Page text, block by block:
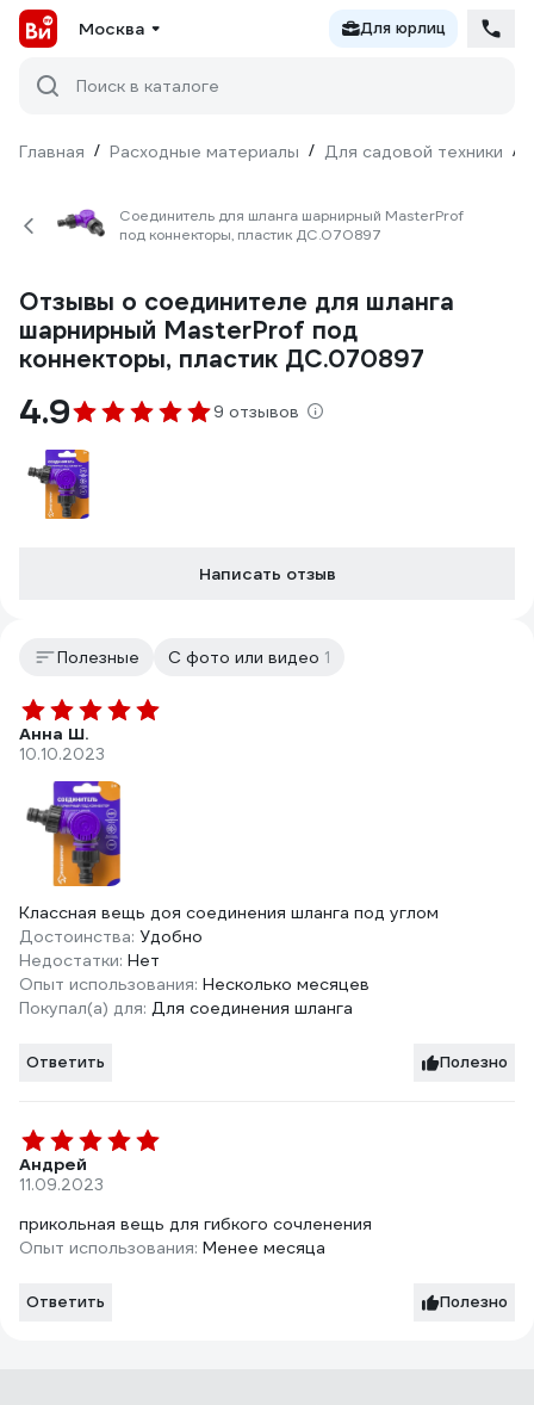
Москва Для юрлиц
Поиск в каталоге
Главная / Расходные материалы / Для садовой техники /
Соединитель для шланга шарнирный MasterProf
под коннекторы, пластик ДС.070897
Отзывы о соединителе для шланга
шарнирный MasterProf под
коннекторы, пластик ДС.070897
4.9 9 отзывов
Написать отзыв
Полезные С фото или видео 1
Анна Ш.
10.10.2023
Классная вещь доя соединения шланга под углом
Достоинства: Удобно
Недостатки: Нет
Опыт использования: Несколько месяцев
Покупал(а) для: Для соединения шланга
Ответить Полезно
Андрей
11.09.2023
прикольная вещь для гибкого сочленения
Опыт использования: Менее месяца
Ответить Полезно